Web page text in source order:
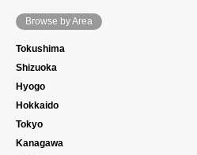
Browse by Area
Tokushima
Shizuoka
Hyogo
Hokkaido
Tokyo
Kanagawa